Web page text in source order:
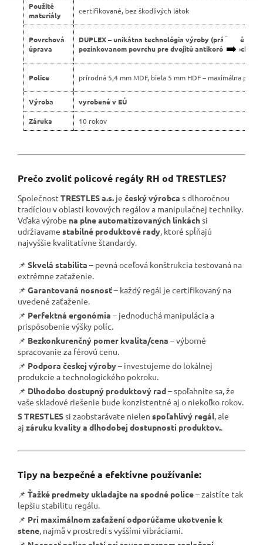
➡️
Použité
materiály
certifikované, bez škodlivých látok
Povrchová
úprava
DUPLEX – unikátna technológia výroby (práškové
pozinkovanom povrchu pre dvojitú antikoróznu
Police prírodná 5,4 mm MDF, biela 5 mm HDF – maximálna
Výroba vyrobené v EÚ
Záruka 10 rokov
Prečo zvoliť policové regály RH od TRESTLES?
Společnost TRESTLES a.s. je český výrobca s dlhoročnou
tradíciou v oblasti kovových regálov a manipulačnej techniky.
Vďaka výrobe na plne automatizovaných linkáchsi
udržiavame stabilné produktové rady , ktoré spĺňajú
najvyššie kvalitatívne štandardy.
📌 Skvelá stabilita – pevná oceľová konštrukcia testovaná na
extrémne zaťaženie.
📌 Garantovaná nosnosť– každý regál je certifikovaný na
uvedené zaťaženie.
📌 Perfektná ergonómia – jednoduchá manipulácia a
prispôsobenie výšky políc.
📌 Bezkonkurenčný pomer kvalita/cena – výborné
spracovanie za férovú cenu.
📌 Podpora českej výroby– investujeme do lokálnej
produkcie a technologického pokroku.
📌 Dlhodobo dostupný produktový rad– spoľahnite sa, že
vaše skladové riešenie bude konzistentné aj o niekoľko rokov.
S TRESTLESsi zaobstarávate nielen spoľahlivý regál , ale
aj záruku kvality a dlhodobej dostupnosti produktov.
Tipy na bezpečné a efektívne používanie:
📌 Ťažké predmety ukladajte na spodné police– zaistíte tak
lepšiu stabilitu regálu.
📌 Pri maximálnom zaťažení odporúčame ukotvenie k
stene , najmä v prostredí s vyššími vibráciami.